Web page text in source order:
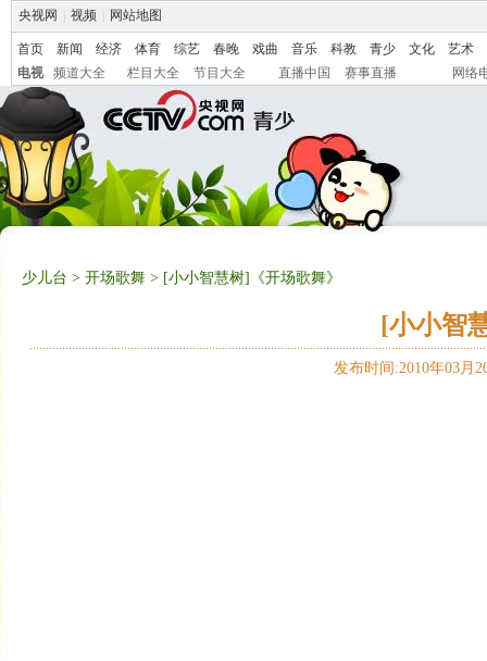
央视网 视频 网站地图
首页 新闻 经济 体育 综艺 春晚 戏曲 音乐 科教 青少 文化
艺术
电视
频道大全 栏目大全 节目大全 直播中国 赛事直播 网络
少儿台 > 开场歌舞 > [小小智慧树]《开场歌舞》
[小小智
发布时间:2010年03月